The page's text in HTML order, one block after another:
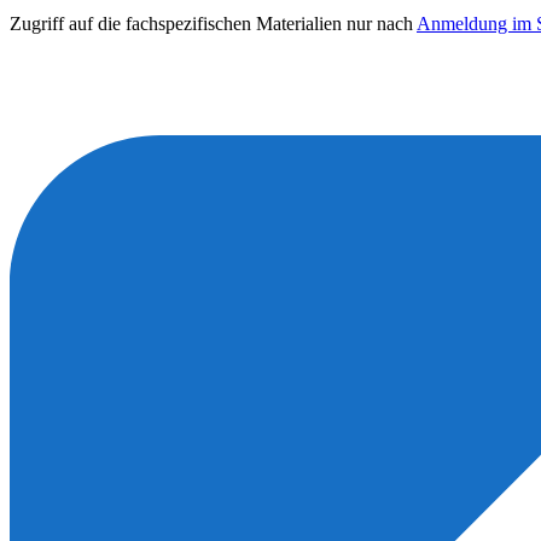
Zugriff auf die fachspezifischen Materialien nur nach Anmeldung im